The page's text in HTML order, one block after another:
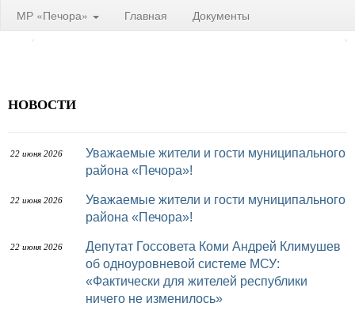
МР «Печора» Главная Документы
НОВОСТИ
22 июня 2026
Уважаемые жители и гости муниципального
района «Печора»!
22 июня 2026
Уважаемые жители и гости муниципального
района «Печора»!
22 июня 2026
Депутат Госсовета Коми Андрей Климушев
об одноуровневой системе МСУ:
«Фактически для жителей республики
ничего не изменилось»